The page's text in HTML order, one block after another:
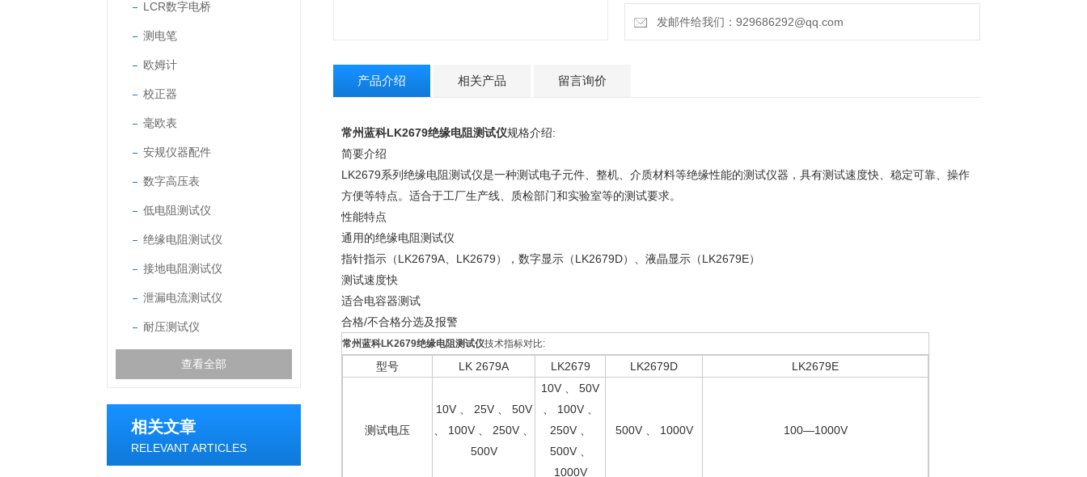
LCR数字电桥
测电笔
欧姆计
校正器
毫欧表
安规仪器配件
数字高压表
低电阻测试仪
绝缘电阻测试仪
接地电阻测试仪
泄漏电流测试仪
耐压测试仪
查看全部
相关文章
RELEVANT ARTICLES
发邮件给我们：929686292@qq.com
产品介绍 相关产品 留言询价
常州蓝科LK2679绝缘电阻测试仪规格介绍:
简要介绍
LK2679系列绝缘电阻测试仪是一种测试电子元件、整机、介质材料等绝缘性能的测试仪器，具有测试速度快、稳定可靠、操作
方便等特点。适合于工厂生产线、质检部门和实验室等的测试要求。
性能特点
通用的绝缘电阻测试仪
指针指示（LK2679A、LK2679），数字显示（LK2679D）、液晶显示（LK2679E）
测试速度快
适合电容器测试
合格/不合格分选及报警
常州蓝科LK2679绝缘电阻测试仪技术指标对比:
型号 LK 2679A LK2679 LK2679D LK2679E
测试电压
10V 、 25V 、 50V
、 100V 、 250V 、
500V
10V 、 50V
、 100V 、
250V 、
500V 、
1000V
500V 、 1000V 100—1000V